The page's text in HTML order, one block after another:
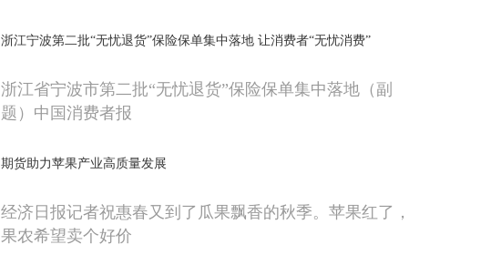
浙江宁波第二批“无忧退货”保险保单集中落地 让消费者“无忧消费”
浙江省宁波市第二批“无忧退货”保险保单集中落地（副
题）中国消费者报
期货助力苹果产业高质量发展
经济日报记者祝惠春又到了瓜果飘香的秋季。苹果红了，
果农希望卖个好价